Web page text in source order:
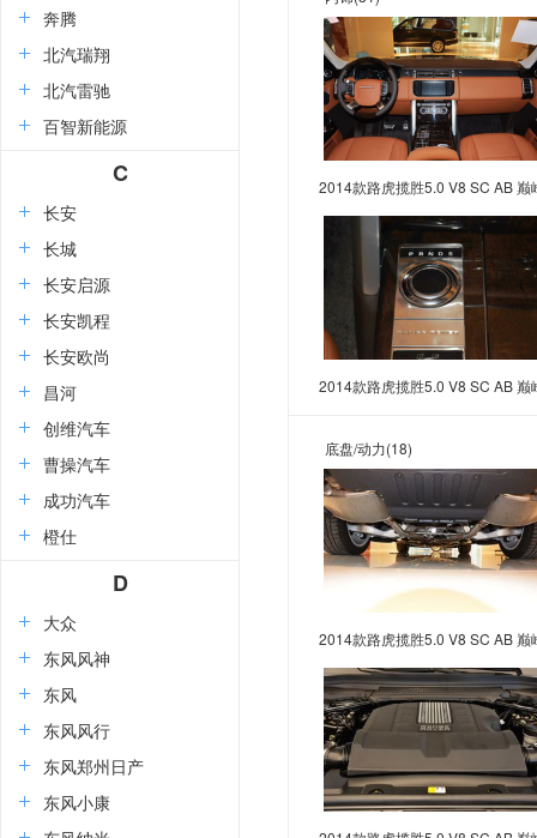
奔腾
北汽瑞翔
北汽雷驰
百智新能源
C
长安
长城
长安启源
长安凯程
长安欧尚
昌河
创维汽车
曹操汽车
成功汽车
橙仕
D
大众
东风风神
东风
东风风行
东风郑州日产
东风小康
2014款路虎揽胜5.0 V8 SC AB 巅
创世加长版
2014款路虎揽胜5.0 V8 SC AB 巅
底盘/动力(18)
2014款路虎揽胜5.0 V8 SC AB 巅
创世加长版